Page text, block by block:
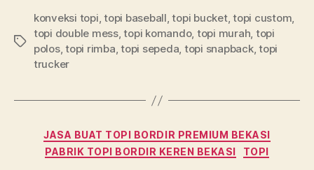
Tags
konveksi topi,topi baseball,topi bucket,topi custom,
topi double mess,topi komando, topi murah, topi
polos,topi rimba,topi sepeda, topi snapback,topi
trucker
Categories
JASA BUAT TOPI BORDIR PREMIUM BEKASI
PABRIK TOPI BORDIR KEREN BEKASI
TOPI